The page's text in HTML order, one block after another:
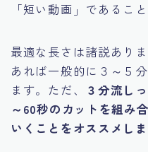
「短い動画」であるこ
最適な長さは諸説あり
あれば一般的に３～５
ます。ただ、
３分流し
～60秒のカットを組み
いくことをオススメし